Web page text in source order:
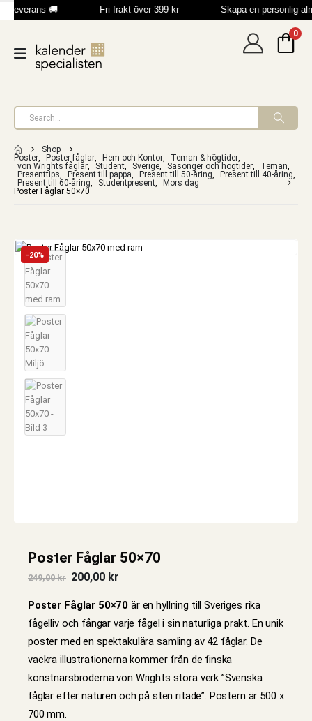
leverans 🚚 Fri frakt över 399 kr Skapa en personlig
0
Shop
Poster, Poster fåglar, Hem och Kontor, Teman & högtider,
von Wrights fåglar, Student, Sverige, Säsonger och högtider, Teman,
Presenttips, Present till pappa, Present till 50-åring, Present till 40-åring,
Present till 60-åring, Studentpresent,
Mors dag
Poster Fåglar 50×70
-20%
Poster Fåglar 50×70
249,00kr Det
priset
var:
249,00 kr.
200,00 krDet
priset
är:
200,00 kr.
Poster Fåglar 50×70 är en hyllning till Sveriges rika
fågelliv och fångar varje fågel i sin naturliga prakt. En unik
poster med en spektakulära samling av 42 fåglar. De
vackra illustrationerna kommer från de finska
konstnärsbröderna von Wrights stora verk ”Svenska
fåglar efter naturen och på sten ritade”. Postern är 500 x
700 mm.